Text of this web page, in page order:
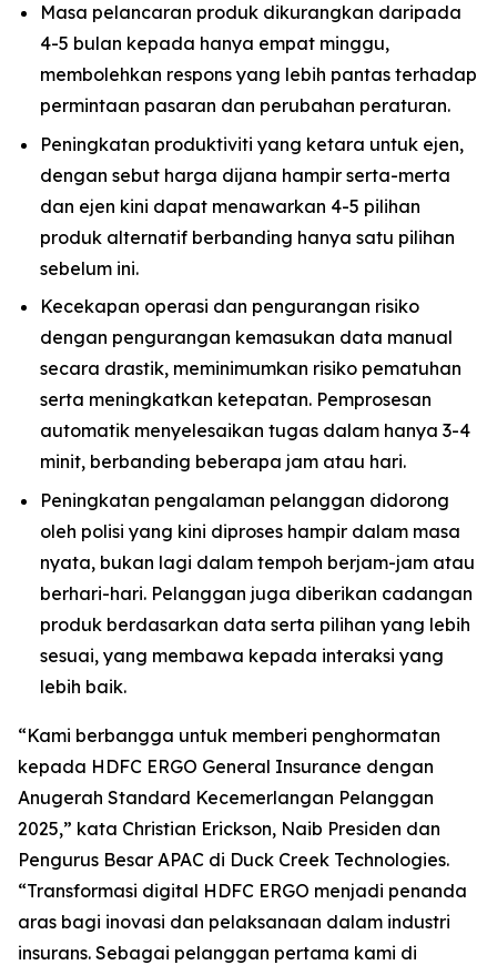
Masa pelancaran produk dikurangkan daripada
4-5 bulan kepada hanya empat minggu,
membolehkan respons yang lebih pantas terhadap
permintaan pasaran dan perubahan peraturan.
Peningkatan produktiviti yang ketara untuk ejen,
dengan sebut harga dijana hampir serta-merta
dan ejen kini dapat menawarkan 4-5 pilihan
produk alternatif berbanding hanya satu pilihan
sebelum ini.
Kecekapan operasi dan pengurangan risiko
dengan pengurangan kemasukan data manual
secara drastik, meminimumkan risiko pematuhan
serta meningkatkan ketepatan. Pemprosesan
automatik menyelesaikan tugas dalam hanya 3-4
minit, berbanding beberapa jam atau hari.
Peningkatan pengalaman pelanggan didorong
oleh polisi yang kini diproses hampir dalam masa
nyata, bukan lagi dalam tempoh berjam-jam atau
berhari-hari. Pelanggan juga diberikan cadangan
produk berdasarkan data serta pilihan yang lebih
sesuai, yang membawa kepada interaksi yang
lebih baik.
“Kami berbangga untuk memberi penghormatan
kepada HDFC ERGO General Insurance dengan
Anugerah Standard Kecemerlangan Pelanggan
2025,” kata Christian Erickson, Naib Presiden dan
Pengurus Besar APAC di Duck Creek Technologies.
“Transformasi digital HDFC ERGO menjadi penanda
aras bagi inovasi dan pelaksanaan dalam industri
insurans. Sebagai pelanggan pertama kami di